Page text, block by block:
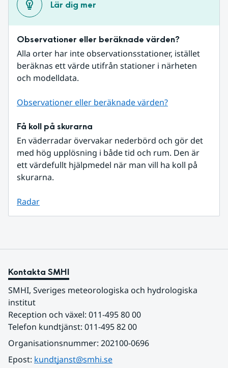
Lär dig mer
Observationer eller beräknade värden?
Alla orter har inte observationsstationer, istället
beräknas ett värde utifrån stationer i närheten
och modelldata.
Observationer eller beräknade värden?
Få koll på skurarna
En väderradar övervakar nederbörd och gör det
med hög upplösning i både tid och rum. Den är
ett värdefullt hjälpmedel när man vill ha koll på
skurarna.
Radar
Kontakta SMHI
SMHI, Sveriges meteorologiska och hydrologiska
institut
Reception och växel: 011-495 80 00
Telefon kundtjänst: 011-495 82 00
Organisationsnummer: 202100-0696
Epost: kundtjanst@smhi.se